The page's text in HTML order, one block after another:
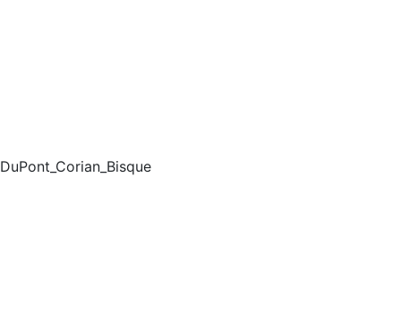
DuPont_Corian_Bisque